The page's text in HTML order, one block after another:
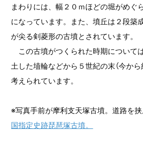
まわりには、幅２０ｍほどの堀がめぐ
になっています。また、墳丘は２段築
が尖る剣菱形の古墳とされています。
この古墳がつくられた時期について
土した埴輪などから５世紀の末（今から
考えられています。
※写真手前が摩利支天塚古墳。道路を挟
国指定史跡琵琶塚古墳。